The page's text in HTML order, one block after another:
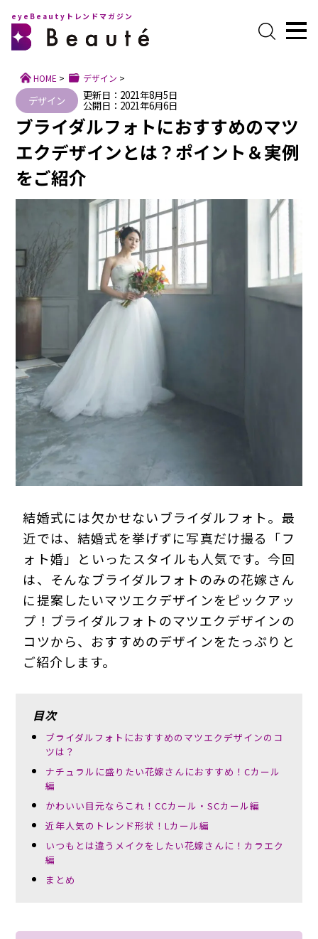
プライバシーポリシー
eyeBeautyトレンドマガジン
HOME > デザイン >
デザイン 更新日：2021年8月5日
公開日：2021年6月6日
ブライダルフォトにおすすめのマツ
エクデザインとは？ポイント＆実例
をご紹介
結婚式には欠かせないブライダルフォト。最
近では、結婚式を挙げずに写真だけ撮る「フ
ォト婚」といったスタイルも人気です。今回
は、そんなブライダルフォトのみの花嫁さん
に提案したいマツエクデザインをピックアッ
プ！ブライダルフォトのマツエクデザインの
コツから、おすすめのデザインをたっぷりと
ご紹介します。
目次
ブライダルフォトにおすすめのマツエクデザインのコ
ツは？
ナチュラルに盛りたい花嫁さんにおすすめ！Cカール
編
かわいい目元ならこれ！CCカール・SCカール編
近年人気のトレンド形状！Lカール編
いつもとは違うメイクをしたい花嫁さんに！カラエク
編
まとめ